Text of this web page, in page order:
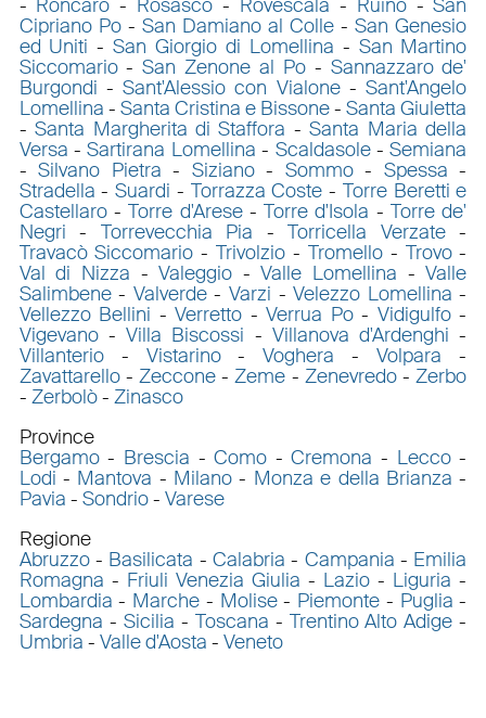
Cipriano Po- San Damiano al Colle -San Genesio
ed Uniti -San Giorgio di Lomellina - San Martino
Siccomario-San Zenone al Po- Sannazzaro de'
Burgondi -Sant'Alessio con Vialone-Sant'Angelo
Lomellina - Santa Cristina e Bissone-Santa Giuletta
-Santa Margherita di Staffora -Santa Maria della
Versa -Sartirana Lomellina - Scaldasole-Semiana
-Silvano Pietra - Siziano- Sommo- Spessa -
Stradella -Suardi - Torrazza Coste - Torre Beretti e
Castellaro-Torre d'Arese-Torre d'Isola -Torre de'
Negri - Torrevecchia Pia -Torricella Verzate-
Travacò Siccomario -Trivolzio - Tromello- Trovo-
Val di Nizza -Valeggio -Valle Lomellina -Valle
Salimbene- Valverde- Varzi -Velezzo Lomellina -
Vellezzo Bellini -Verretto -Verrua Po- Vidigulfo-
Vigevano-Villa Biscossi - Villanova d'Ardenghi -
Villanterio- Vistarino-Voghera -Volpara -
Zavattarello-Zeccone -Zeme - Zenevredo-Zerbo
- Zerbolò- Zinasco
Province
Bergamo- Brescia -Como -Cremona - Lecco-
Lodi - Mantova - Milano - Monza e della Brianza -
Pavia - Sondrio- Varese
Regione
Abruzzo- Basilicata - Calabria - Campania - Emilia
Romagna - Friuli Venezia Giulia - Lazio - Liguria -
Lombardia - Marche - Molise- Piemonte - Puglia -
Sardegna - Sicilia - Toscana - Trentino Alto Adige -
Umbria - Valle d'Aosta - Veneto